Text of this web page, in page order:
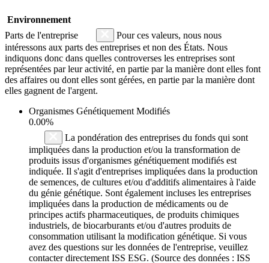
Environnement
Parts de l'entreprise
Pour ces valeurs, nous nous
intéressons aux parts des entreprises et non des États. Nous
indiquons donc dans quelles controverses les entreprises sont
représentées par leur activité, en partie par la manière dont elles font
des affaires ou dont elles sont gérées, en partie par la manière dont
elles gagnent de l'argent.
Organismes Génétiquement Modifiés
0.00%
La pondération des entreprises du fonds qui sont
impliquées dans la production et/ou la transformation de
produits issus d'organismes génétiquement modifiés est
indiquée. Il s'agit d'entreprises impliquées dans la production
de semences, de cultures et/ou d'additifs alimentaires à l'aide
du génie génétique. Sont également incluses les entreprises
impliquées dans la production de médicaments ou de
principes actifs pharmaceutiques, de produits chimiques
industriels, de biocarburants et/ou d'autres produits de
consommation utilisant la modification génétique. Si vous
avez des questions sur les données de l'entreprise, veuillez
contacter directement ISS ESG. (Source des données : ISS